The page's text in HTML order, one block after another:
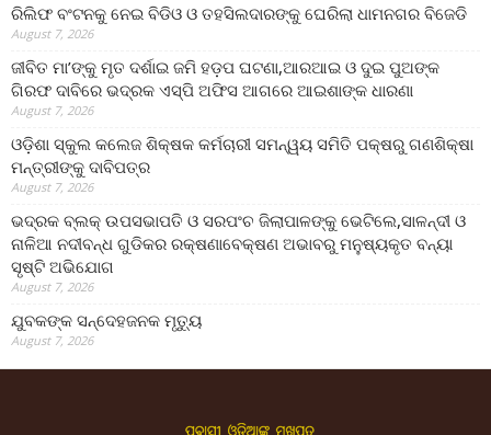
ରିଲିଫ ବଂଟନକୁ ନେଇ ବିଡିଓ ଓ ତହସିଲଦାରଙ୍କୁ ଘେରିଲା ଧାମନଗର ବିଜେଡି
August 7, 2026
ଜୀବିତ ମା’ଙ୍କୁ ମୃତ ଦର୍ଶାଇ ଜମି ହଡ଼ପ ଘଟଣା,ଆରଆଇ ଓ ଦୁଇ ପୁଅଙ୍କ
ଗିରଫ ଦାବିରେ ଭଦ୍ରକ ଏସ୍‌ପି ଅଫିସ ଆଗରେ ଆଇଶାଙ୍କ ଧାରଣା
August 7, 2026
ଓଡ଼ିଶା ସ୍କୁଲ କଲେଜ ଶିକ୍ଷକ କର୍ମଚାରୀ ସମନ୍ୱୟ ସମିତି ପକ୍ଷରୁ ଗଣଶିକ୍ଷା
ମନ୍ତ୍ରୀଙ୍କୁ ଦାବିପତ୍ର
August 7, 2026
ଭଦ୍ରକ ବ୍ଲକ୍ ଉପସଭାପତି ଓ ସରପଂଚ ଜିଲାପାଳଙ୍କୁ ଭେଟିଲେ,ସାଳନ୍ଦୀ ଓ
ନାଳିଆ ନଦୀବନ୍ଧ ଗୁଡିକର ରକ୍ଷଣାବେକ୍ଷଣ ଅଭାବରୁ ମନୁଷ୍ୟକୃତ ବନ୍ୟା
ସୃଷ୍ଟି ଅଭିଯୋଗ
August 7, 2026
ଯୁବକଙ୍କ ସନ୍ଦେହଜନକ ମୃତ୍ୟୁ
August 7, 2026